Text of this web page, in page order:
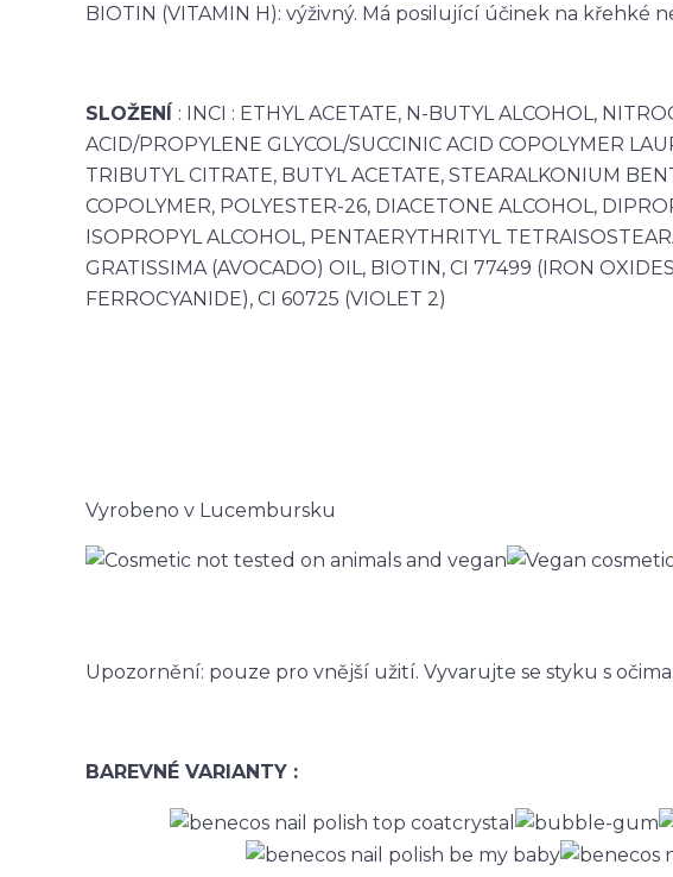
BIOTIN (VITAMIN H): výživný. Má posilující účinek na křehké
SLOŽENÍ : INCI : ETHYL ACETATE, N-BUTYL ALCOHOL,
ACID/PROPYLENE GLYCOL/SUCCINIC ACID COPOLYMER
TRIBUTYL CITRATE, BUTYL ACETATE, STEARALKONIUM
COPOLYMER, POLYESTER-26, DIACETONE ALCOHOL,
ISOPROPYL ALCOHOL, PENTAERYTHRITYL
GRATISSIMA (AVOCADO) OIL, BIOTIN, CI 77499 (IRON
FERROCYANIDE), CI 60725 (VIOLET 2)
Vyrobeno v Lucembursku
Upozornění: pouze pro vnější užití. Vyvarujte se styku s očima.
BAREVNÉ VARIANTY :